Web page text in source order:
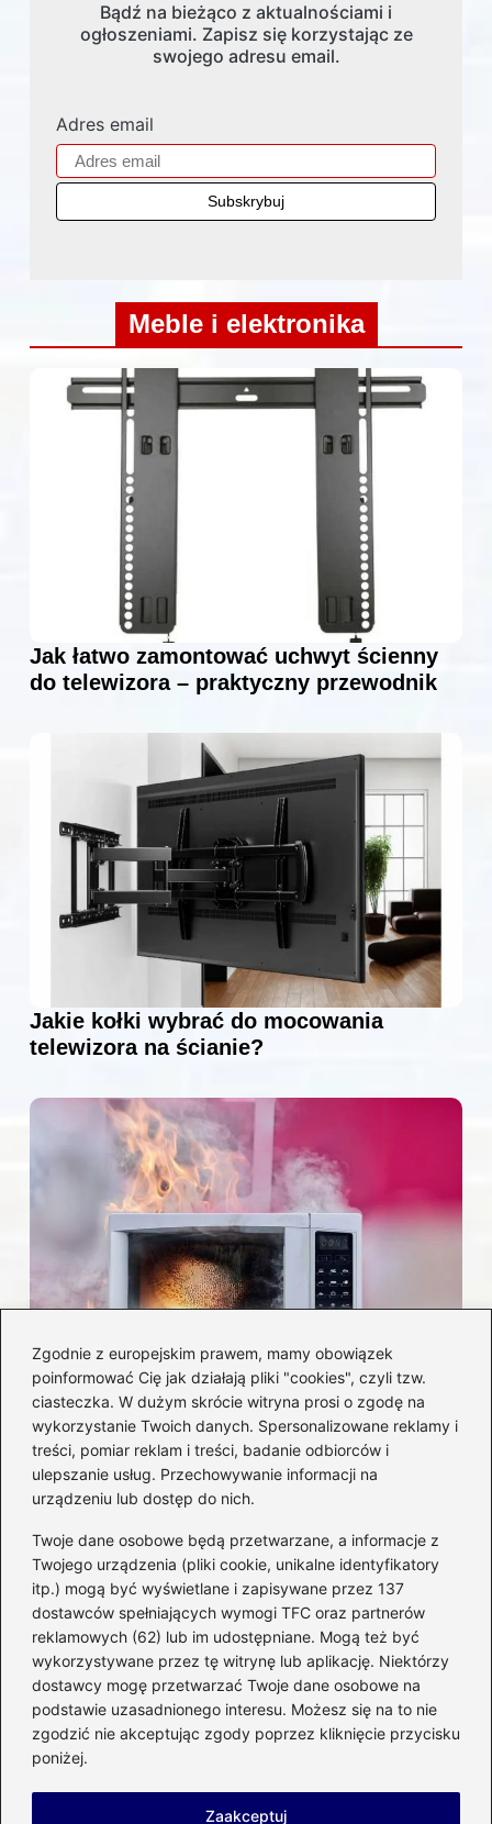
Zgodnie z europejskim prawem, mamy obowiązek
poinformować Cię jak działają pliki "cookies", czyli tzw.
ciasteczka. W dużym skrócie witryna prosi o zgodę na
wykorzystanie Twoich danych. Spersonalizowane reklamy i
treści, pomiar reklam i treści, badanie odbiorców i
ulepszanie usług. Przechowywanie informacji na
urządzeniu lub dostęp do nich.
Twoje dane osobowe będą przetwarzane, a informacje z
Twojego urządzenia (pliki cookie, unikalne identyfikatory
itp.) mogą być wyświetlane i zapisywane przez 137
dostawców spełniających wymogi TFC oraz partnerów
reklamowych (62) lub im udostępniane. Mogą też być
wykorzystywane przez tę witrynę lub aplikację. Niektórzy
dostawcy mogę przetwarzać Twoje dane osobowe na
podstawie uzasadnionego interesu. Możesz się na to nie
zgodzić nie akceptując zgody poprzez kliknięcie przycisku
poniżej.
Zaakceptuj
Bądź na bieżąco z aktualnościami i
ogłoszeniami. Zapisz się korzystając ze
swojego adresu email.
Adres email
Meble i elektronika
Jak łatwo zamontować uchwyt ścienny
do telewizora – praktyczny przewodnik
Jakie kołki wybrać do mocowania
telewizora na ścianie?
Czy można włożyć styropian do
mikrofalówki? Przewodnik po
bezpiecznym użytkowaniu sprzętu
kuchennego
Kategorie
Budowa (285)
Dom(207)
Energetyka(21)
Meble i elektronika(23)
Ogród(51)
Remont(78)